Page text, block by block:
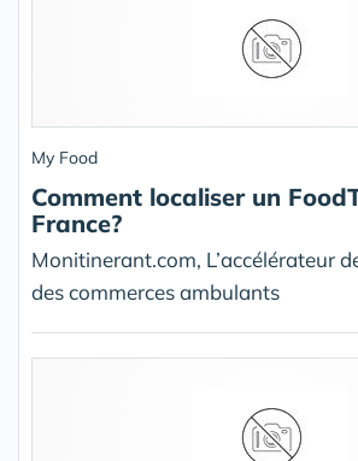
My Food
Comment localiser un
France?
Monitinerant.com, L’accélérateur
des commerces ambulants